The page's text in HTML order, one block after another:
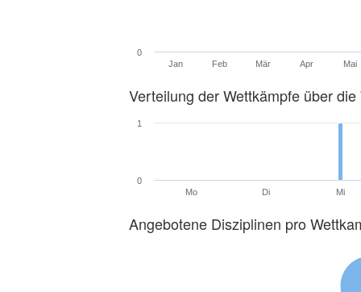
Jan Feb Mär Apr Mai
0
Verteilung der Wettkämpfe über die
Mo Di Mi
0
1
Angebotene Disziplinen pro